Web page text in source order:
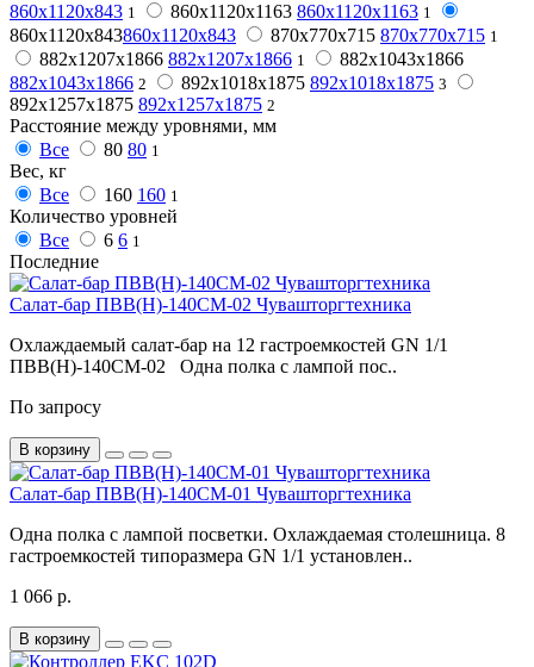
860x1120x843 1 860х1120х1163 860х1120х1163 1
860х1120х843860х1120х843 870х770х715 870х770х715 1
882x1207x1866 882x1207x1866 1
882х1043х1866
882х1043х1866 2 892х1018х1875 892х1018х1875 3
892х1257х1875 892х1257х1875 2
Расстояние между уровнями, мм
Все
80 80 1
Вес, кг
Все
160 160 1
Количество уровней
Все
6 6 1
Последние
Салат-бар ПВВ(Н)-140СМ-02 Чувашторгтехника
Охлаждаемый салат-бар на 12 гастроемкостей GN 1/1
ПВВ(Н)-140СМ-02 Одна полка с лампой пос..
По запросу
В корзину
Салат-бар ПВВ(Н)-140СМ-01 Чувашторгтехника
Одна полка с лампой посветки. Охлаждаемая столешница. 8
гастроемкостей типоразмера GN 1/1 установлен..
1 066 р.
В корзину